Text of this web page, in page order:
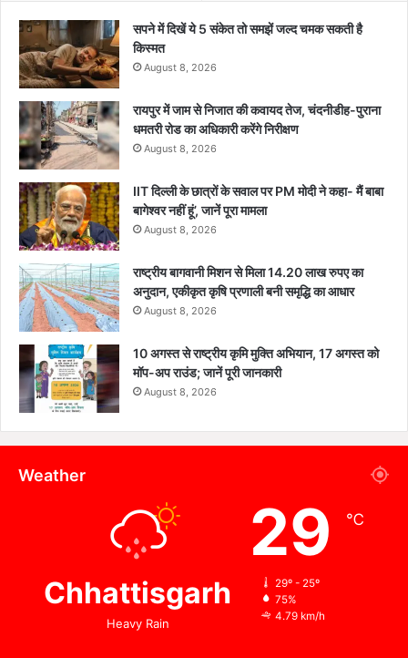
सपने में दिखें ये 5 संकेत तो समझें जल्द चमक सकती है
किस्मत
August 8, 2026
रायपुर में जाम से निजात की कवायद तेज, चंदनीडीह-पुराना
धमतरी रोड का अधिकारी करेंगे निरीक्षण
August 8, 2026
IIT दिल्ली के छात्रों के सवाल पर PM मोदी ने कहा- मैं बाबा
बागेश्वर नहीं हूं’, जानें पूरा मामला
August 8, 2026
राष्ट्रीय बागवानी मिशन से मिला 14.20 लाख रुपए का
अनुदान, एकीकृत कृषि प्रणाली बनी समृद्धि का आधार
August 8, 2026
10 अगस्त से राष्ट्रीय कृमि मुक्ति अभियान, 17 अगस्त को
मॉप-अप राउंड; जानें पूरी जानकारी
August 8, 2026
Weather
Chhattisgarh
Heavy Rain
29 ℃
29º - 25º
75%
4.79 km/h